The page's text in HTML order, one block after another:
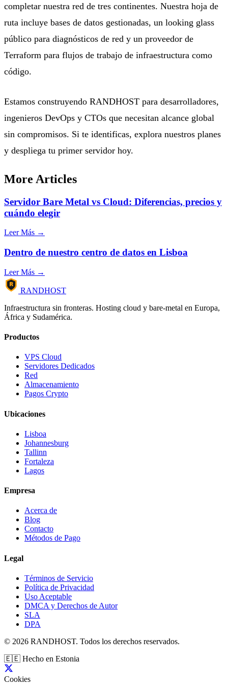
completar nuestra red de tres continentes. Nuestra hoja de
ruta incluye bases de datos gestionadas, un looking glass
público para diagnósticos de red y un proveedor de
Terraform para flujos de trabajo de infraestructura como
código.
Estamos construyendo RANDHOST para desarrolladores,
ingenieros DevOps y CTOs que necesitan alcance global
sin compromisos. Si te identificas, explora nuestros planes
y despliega tu primer servidor hoy.
More Articles
Servidor Bare Metal vs Cloud: Diferencias, precios y
cuándo elegir
Leer Más →
Dentro de nuestro centro de datos en Lisboa
Leer Más →
R
RANDHOST
Infraestructura sin fronteras. Hosting cloud y bare-metal en Europa,
África y Sudamérica.
Productos
VPS Cloud
Servidores Dedicados
Red
Almacenamiento
Pagos Crypto
Ubicaciones
Lisboa
Johannesburg
Tallinn
Fortaleza
Lagos
Empresa
Acerca de
Blog
Contacto
Métodos de Pago
Legal
Términos de Servicio
Política de Privacidad
Uso Aceptable
DMCA y Derechos de Autor
SLA
DPA
© 2026 RANDHOST. Todos los derechos reservados.
🇪🇪 Hecho en Estonia
Cookies